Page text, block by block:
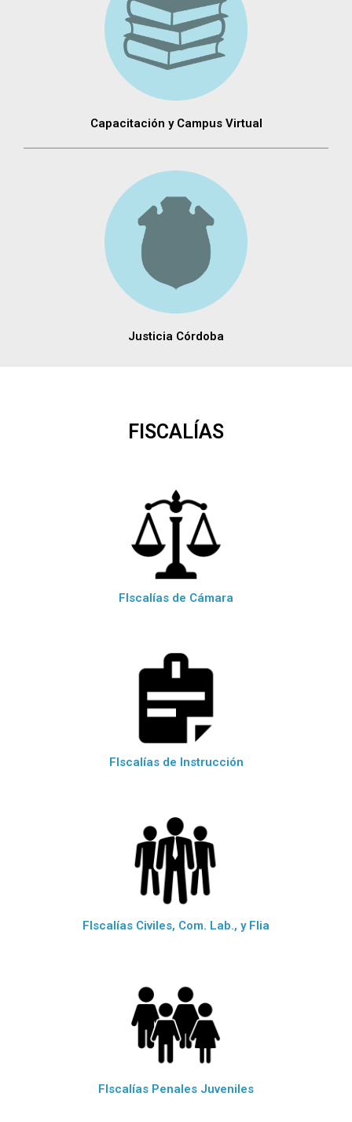
Capacitación y Campus Virtual
Justicia Córdoba
FISCALÍAS
FIscalías de Cámara
FIscalías de Instrucción
FIscalías Civiles, Com. Lab., y Flia
FIscalías Penales Juveniles